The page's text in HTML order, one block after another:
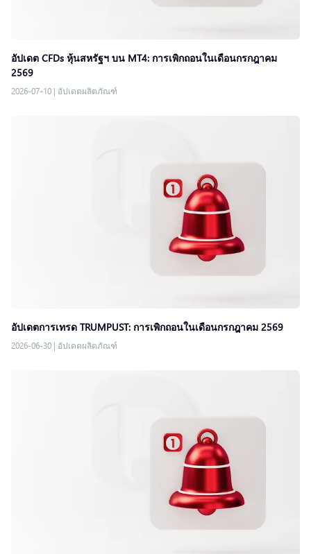
อัปเดต CFDs หุ้นสหรัฐฯ บน MT4: การเพิกถอนในเดือนกรกฎาคม
2569
2026-07-10 | อัปเดตผลิตภัณฑ์
อัปเดตการเทรด TRUMPUST: การเพิกถอนในเดือนกรกฎาคม 2569
2026-06-30 | อัปเดตผลิตภัณฑ์